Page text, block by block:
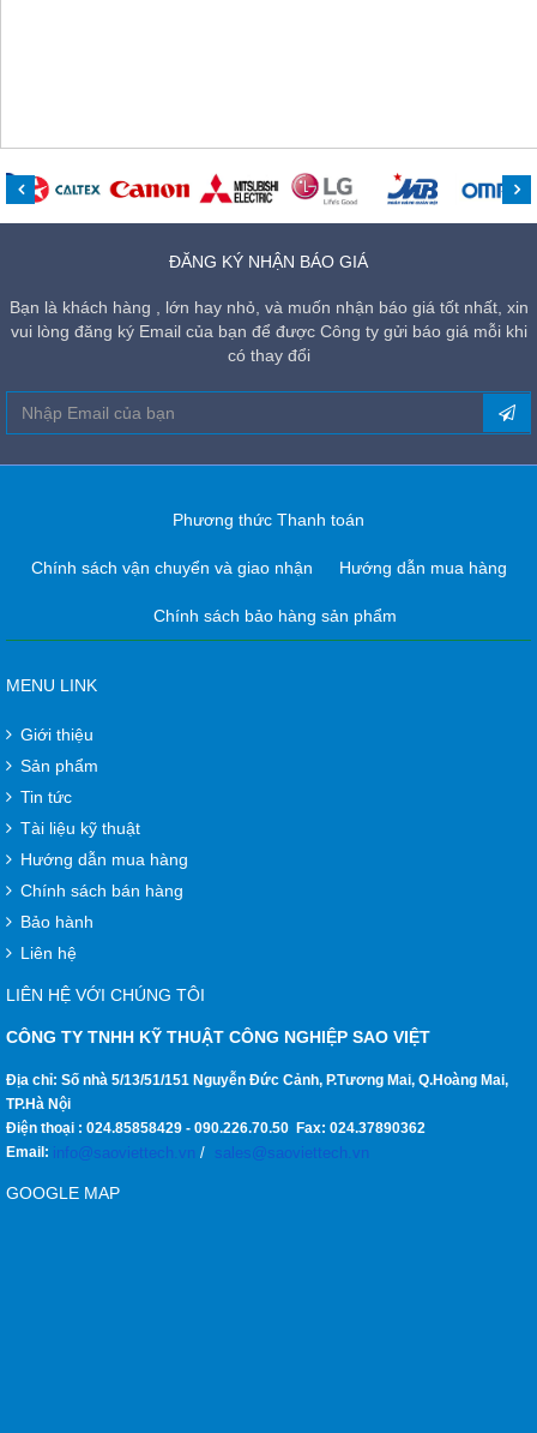
ĐĂNG KÝ NHẬN BÁO GIÁ
Bạn là khách hàng , lớn hay nhỏ, và muốn nhận báo giá tốt nhất, xin
vui lòng đăng ký Email của bạn để được Công ty gửi báo giá mỗi khi
có thay đổi
Phương thức Thanh toán
Chính sách vận chuyển và giao nhận Hướng dẫn mua hàng
Chính sách bảo hàng sản phẩm
MENU LINK
Giới thiệu
Sản phẩm
Tin tức
Tài liệu kỹ thuật
Hướng dẫn mua hàng
Chính sách bán hàng
Bảo hành
Liên hệ
LIÊN HỆ VỚI CHÚNG TÔI
CÔNG TY TNHH KỸ THUẬT CÔNG NGHIỆP SAO VIỆT
Địa chỉ: Số nhà 5/13/51/151 Nguyễn Đức Cảnh, P.Tương Mai, Q.Hoàng Mai,
TP.Hà Nội
Điện thoại : 024.85858429 - 090.226.70.50 Fax: 024.37890362
Email: info@saoviettech.vn / sales@saoviettech.vn
GOOGLE MAP